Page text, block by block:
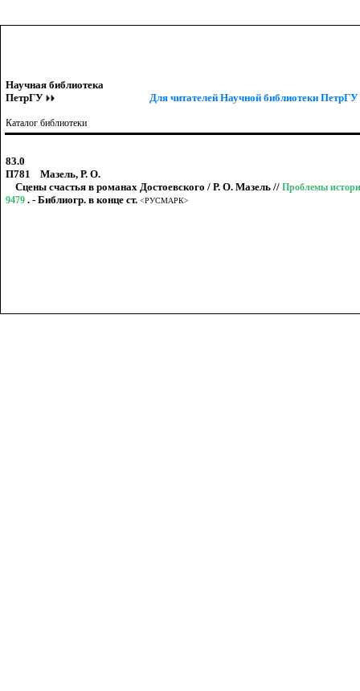
Научная библиотека
ПетрГУ
Каталог библиотеки
Для читателей Научной библиотеки
83.0
П781 Мазель, Р. О.
Сцены счастья в романах Достоевского / Р. О. Мазель // Проблемы
9479 . - Библиогр. в конце ст. <РУСМАРК>